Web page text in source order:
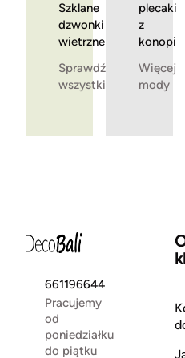
Szklane
dzwonki
wietrzne
Sprawdź
wszystkie
plecaki
z
konopi
Więcej
mody
661196644
Pracujemy
od
poniedziałku
do piątku